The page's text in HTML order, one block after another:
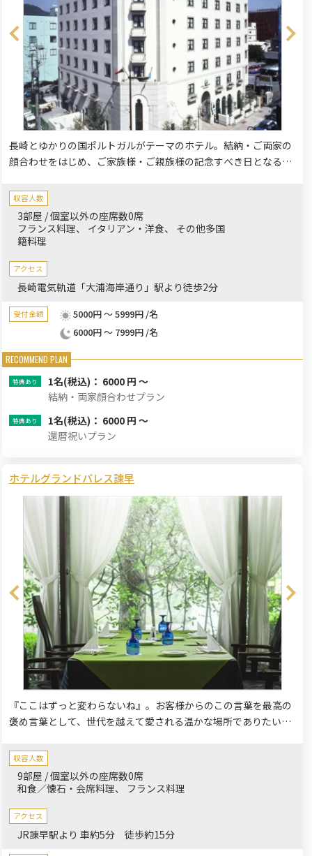
長崎とゆかりの国ポルトガルがテーマのホテル。結納・ご両家の
顔合わせをはじめ、ご家族様・ご親族様の記念すべき日となるよ
の長寿のお祝い、お子さまの成長祝い、お誕生日祝い、卒業祝い
でもぴったりです。
収容人数
3部屋 / 個室以外の座席数0席
フランス料理
イタリアン・洋食
その他多国
籍料理
アクセス
長崎電気軌道「大浦海岸通り」駅より徒歩2分
受付金額
5000円 ～ 5999円 /名
6000円 ～ 7999円 /名
1名(税込)： 6000 円 ～
結納・両家顔合わせプラン
1名(税込)： 6000 円 ～
還暦祝いプラン
ホテルグランドパレス諫早
『ここはずっと変わらないね』。お客様からのこの言葉を最高の
褒め言葉として、世代を越えて愛される温かな場所でありたいと
ど、この街で数々の大切な物語を紡いできました。ホテルグラン
ドパレス諫早のレストラン『プルニエ』では、旬の恵みを活かし
た洋風会席やフレンチフルコースを、ゆとりとくつろぎの空間で
個室をご用意し、お客様の特別な瞬間を心を込めておもてなしい
たします。お気軽なランチからメモリアルなディナーまで、上質
収容人数
9部屋 / 個室以外の座席数0席
和食／懐石・会席料理
フランス料理
アクセス
JR諌早駅より 車約5分 徒歩約15分